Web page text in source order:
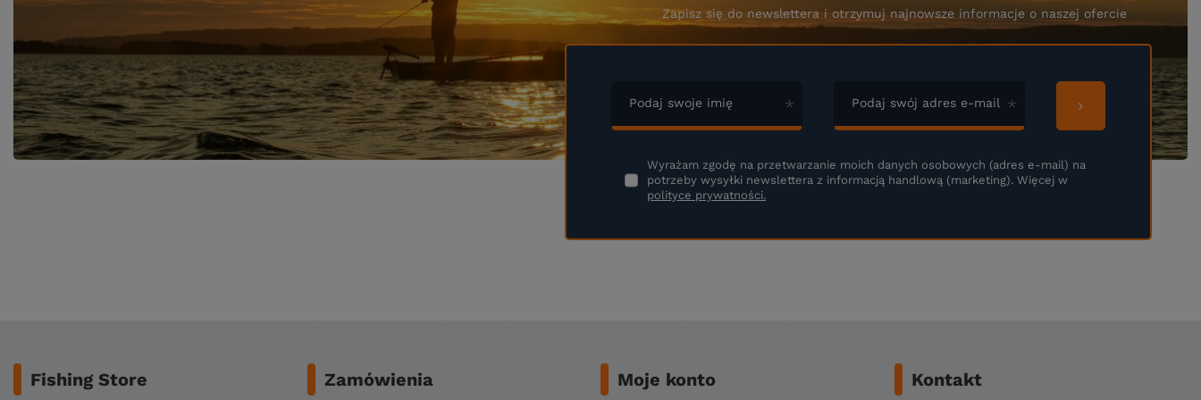
Zapisz się do newslettera i otrzymuj najnowsze informacje o naszej ofercie
Podaj swoje imię Podaj swój adres e-mail
Wyrażam zgodę na przetwarzanie moich danych osobowych (adres e-mail) na
potrzeby wysyłki newslettera z informacją handlową (marketing). Więcej w
polityce prywatności.
Fishing Store Zamówienia Moje konto Kontakt